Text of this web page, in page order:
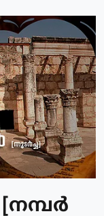
[നമ്പര്‍